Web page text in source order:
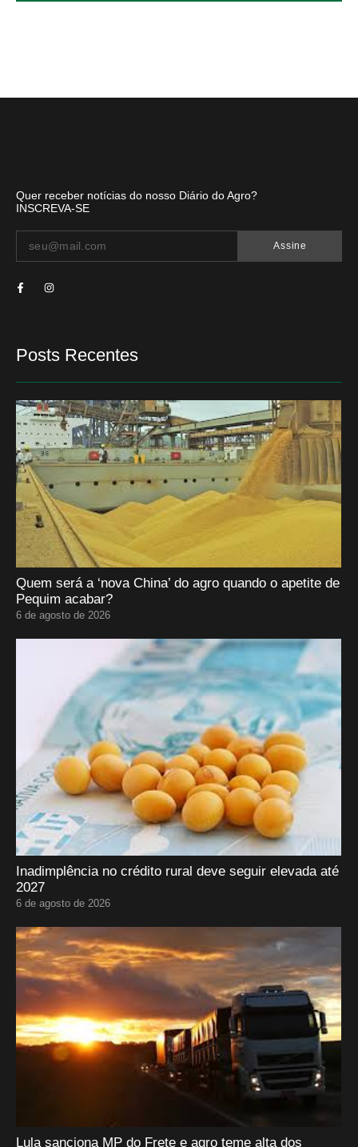
Quer receber notícias do nosso Diário do Agro?
INSCREVA-SE
Assine
Posts Recentes
Quem será a ‘nova China’ do agro quando o apetite de
Pequim acabar?
6 de agosto de 2026
Inadimplência no crédito rural deve seguir elevada até
2027
6 de agosto de 2026
Lula sanciona MP do Frete e agro teme alta dos